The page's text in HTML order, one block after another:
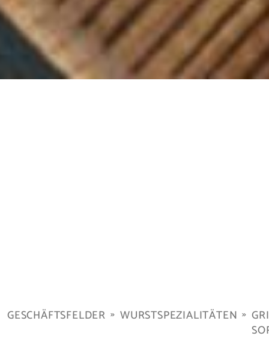
GESCHÄFTSFELDER WURSTSPEZIALITÄTEN